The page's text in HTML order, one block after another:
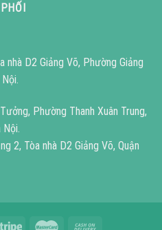
nhà D2 Giảng Võ, Phường Giảng
Phường Thanh Xuân Trung,
Nội.
2, Tòa nhà D2 Giảng Võ, Quận